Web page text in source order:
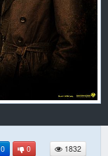
0 0 1832